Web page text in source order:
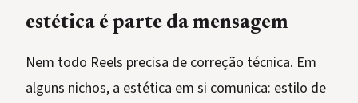
estética é parte da mensagem
Nem todo Reels precisa de correção técnica. Em
alguns nichos, a estética em si comunica: estilo de